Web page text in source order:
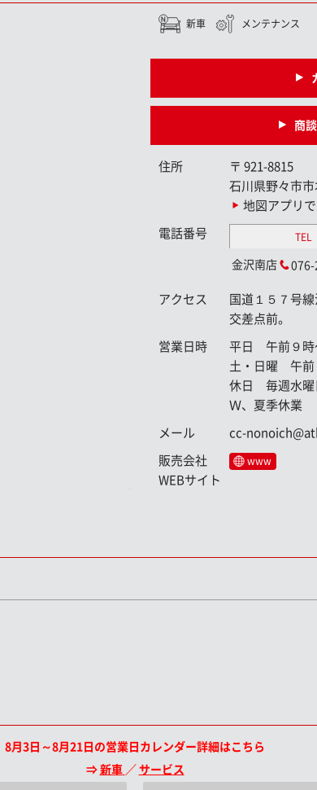
新車 メンテナンス
商
住所 〒921-8815
石川県野々市
地図アプリ
電話番号 TEL
金沢南店 076-
アクセス
国道１５７号
交差点前。
営業日時
平日 午前９時
土・日曜 午前
休日 毎週水曜
Ｗ、夏季休業
メール cc-
販売会社
WEBサイト
www
8月3日～8月21日の営業日カレンダー詳細はこちら
⇒ 新車 ／ サービス